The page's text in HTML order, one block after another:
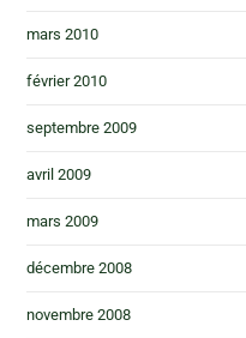
mars 2010
février 2010
septembre 2009
avril 2009
mars 2009
décembre 2008
novembre 2008